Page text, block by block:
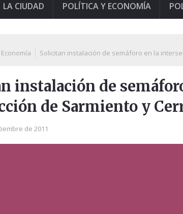
LA CIUDAD POLÍTICA Y ECONOMÍA
Solicitan instalación de semáforo en la
instalación de
de Sarmiento y
de 2011